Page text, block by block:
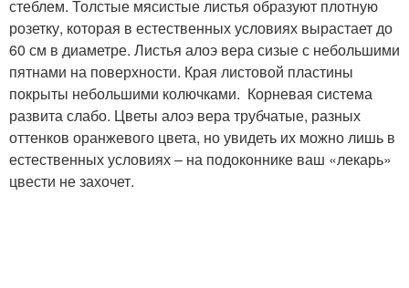
стеблем. Толстые мясистые листья образуют плотную
розетку, которая в естественных условиях вырастает до
60 см в диаметре. Листья алоэ вера сизые с небольшими
пятнами на поверхности. Края листовой пластины
покрыты небольшими колючками. Корневая система
развита слабо. Цветы алоэ вера трубчатые, разных
оттенков оранжевого цвета, но увидеть их можно лишь в
естественных условиях – на подоконнике ваш «лекарь»
цвести не захочет.